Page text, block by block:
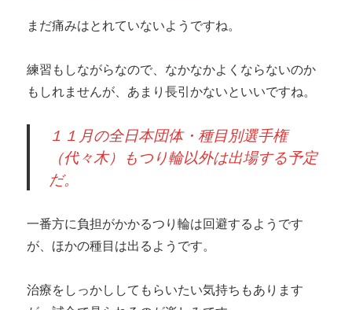
まだ痛みはとれていないようですね。
練習もしながらなので、なかなかよくならないのか
もしれませんが、あまり長引かないといいですね。
１１月の全日本団体・種目別選手権
（代々木）もつり輪以外は出場する予定
だ。
一番方に負担がかかるつり輪は回避するようです
が、ほかの種目は出るようです。
治療をしっかししてもらいたい気持ちもあります